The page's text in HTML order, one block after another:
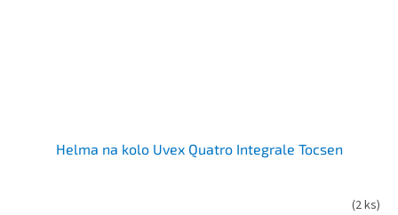
Helma na kolo Uvex Quatro Integrale Tocsen
(2 ks)